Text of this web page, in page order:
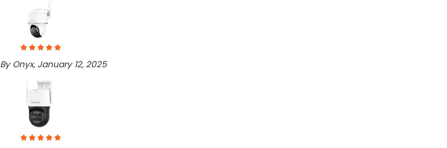
By Onyx, January 12, 2025